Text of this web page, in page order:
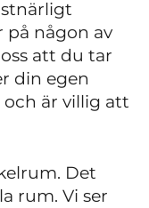
på någon av
att du tar
din egen
är villig att
Det
rum. Vi ser